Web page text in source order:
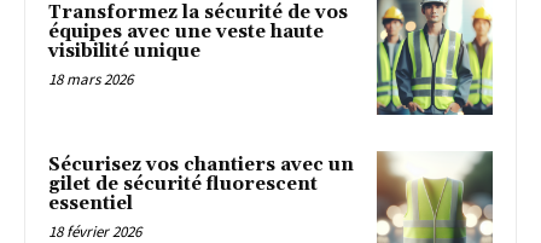
Transformez la sécurité de vos
équipes avec une veste haute
visibilité unique
18 mars 2026
Sécurisez vos chantiers avec un
gilet de sécurité fluorescent
essentiel
18 février 2026